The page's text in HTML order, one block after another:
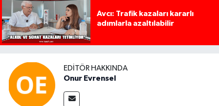
Avcı: Trafik kazaları kararlı
adımlarla azaltılabilir
EDITÖR HAKKINDA
Onur Evrensel